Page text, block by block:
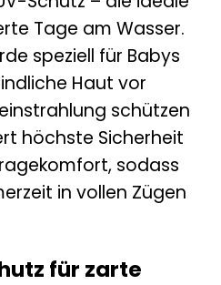
Tage am Wasser.
speziell für Babys
Haut vor
schützen
höchste Sicherheit
sodass
in vollen Zügen
für zarte